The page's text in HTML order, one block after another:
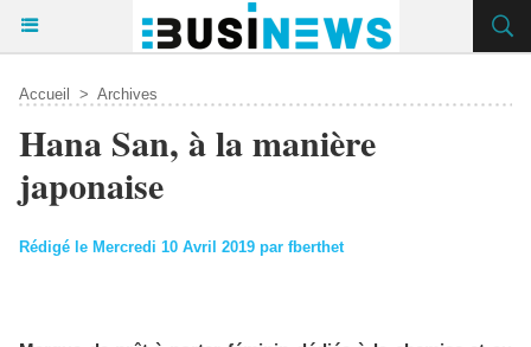
Accueil > Archives
Hana San, à la manière
japonaise
Rédigé le Mercredi 10 Avril 2019 par fberthet